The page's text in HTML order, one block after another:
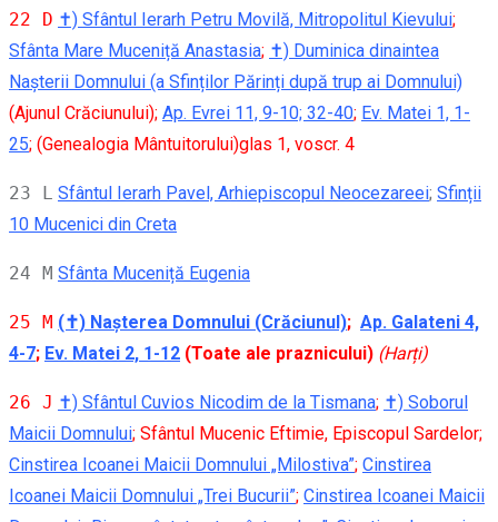
22 D ✝) Sfântul Ierarh Petru Movilă, Mitropolitul Kievului;
Sfânta Mare Muceniță Anastasia; ✝) Duminica dinaintea
Nașterii Domnului (a Sfinților Părinți după trup ai Domnului)
(Ajunul Crăciunului); Ap. Evrei 11, 9-10; 32-40; Ev. Matei 1, 1-
25; (Genealogia Mântuitorului)glas 1, voscr. 4
23 L Sfântul Ierarh Pavel, Arhiepiscopul Neocezareei; Sfinții
10 Mucenici din Creta
24 M Sfânta Muceniță Eugenia
25 M (✝) Nașterea Domnului (Crăciunul); Ap. Galateni 4,
4-7; Ev. Matei 2, 1-12 (Toate ale praznicului) (Harți)
26 J ✝) Sfântul Cuvios Nicodim de la Tismana; ✝) Soborul
Maicii Domnului; Sfântul Mucenic Eftimie, Episcopul Sardelor;
Cinstirea Icoanei Maicii Domnului „Milostiva”; Cinstirea
Icoanei Maicii Domnului „Trei Bucurii”; Cinstirea Icoanei Maicii